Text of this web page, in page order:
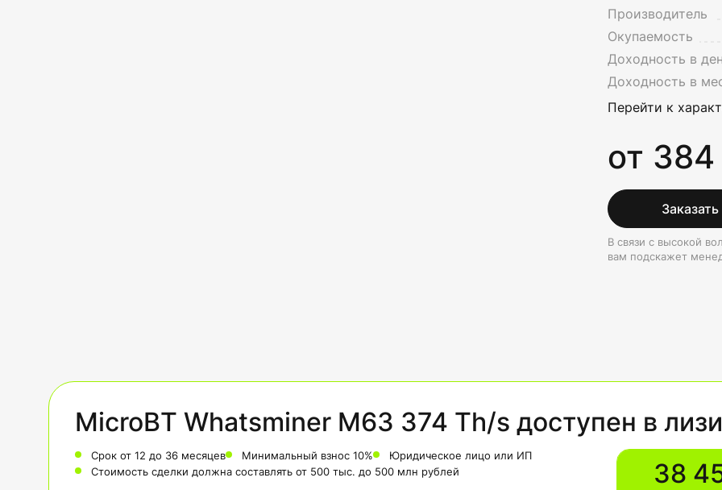
Производитель
Окупаемость
Доходность в
Доходность в
Перейти к
от
Заказать
В связи с высокой
вам подскажет
MicroBT Whatsminer M63 374 Th/s доступен в
Срок от 12 до 36 месяцев Минимальный взнос 10%
Юридическое лицо или ИП
Стоимость сделки должна составлять от 500 тыс. до 500 млн рублей
38